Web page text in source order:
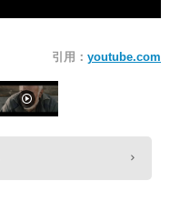
引用： youtube.com